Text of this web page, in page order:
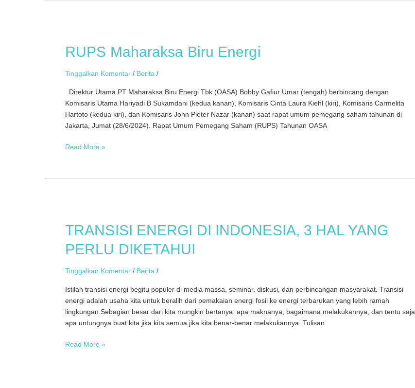
RUPS Maharaksa Biru Energi
Tinggalkan Komentar / Berita /
Direktur Utama PT Maharaksa Biru Energi Tbk (OASA) Bobby Gafiur Umar (tengah) berbincang dengan
Komisaris Utama Hariyadi B Sukamdani (kedua kanan), Komisaris Cinta Laura Kiehl (kiri), Komisaris Carmelita
Hartoto (kedua kiri), dan Komisaris John Pieter Nazar (kanan) saat rapat umum pemegang saham tahunan di
Jakarta, Jumat (28/6/2024). Rapat Umum Pemegang Saham (RUPS) Tahunan OASA
Biru
Energi
Read More »
TRANSISI ENERGI DI INDONESIA, 3 HAL YANG
PERLU DIKETAHUI
Tinggalkan Komentar / Berita /
Istilah transisi energi begitu populer di media massa, seminar, diskusi, dan perbincangan masyarakat. Transisi
energi adalah usaha kita untuk beralih dari pemakaian energi fosil ke energi terbarukan yang lebih ramah
lingkungan.Sebagian besar dari kita mungkin bertanya: apa maknanya, bagaimana melakukannya, dan tentu saja,
apa untungnya buat kita jika kita semua jika kita benar-benar melakukannya. Tulisan
DI
INDONESIA,
3
YANG
DIKETAHUI
Read More »